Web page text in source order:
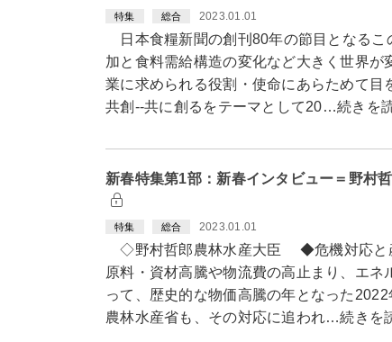
特集 総合 2023.01.01
日本食糧新聞の創刊80年の節目となるこ
加と食料需給構造の変化など大きく世界
業に求められる役割・使命にあらためて目
共創--共に創るをテーマとして20…続きを
新春特集第1部：新春インタビュー＝野村
特集 総合 2023.01.01
◇野村哲郎農林水産大臣 ◆危機対応と
原料・資材高騰や物流費の高止まり、エネ
って、歴史的な物価高騰の年となった
農林水産省も、その対応に追われ…続きを